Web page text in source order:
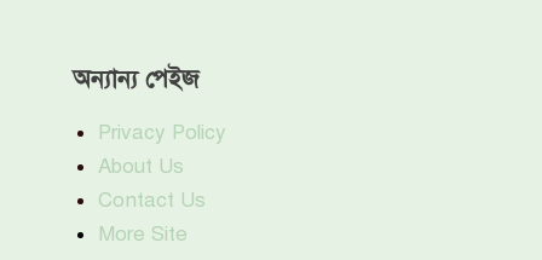
অন্যান্য পেইজ
Privacy Policy
About Us
Contact Us
More Site